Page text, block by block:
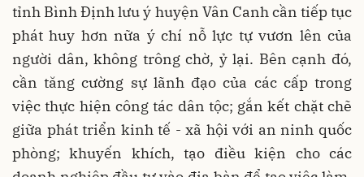
tỉnh Bình Định lưu ý huyện Vân Canh cần tiếp tục
phát huy hơn nữa ý chí nỗ lực tự vươn lên của
người dân, không trông chờ, ỷ lại. Bên cạnh đó,
cần tăng cường sự lãnh đạo của các cấp trong
việc thực hiện công tác dân tộc; gắn kết chặt chẽ
giữa phát triển kinh tế - xã hội với an ninh quốc
phòng; khuyến khích, tạo điều kiện cho các